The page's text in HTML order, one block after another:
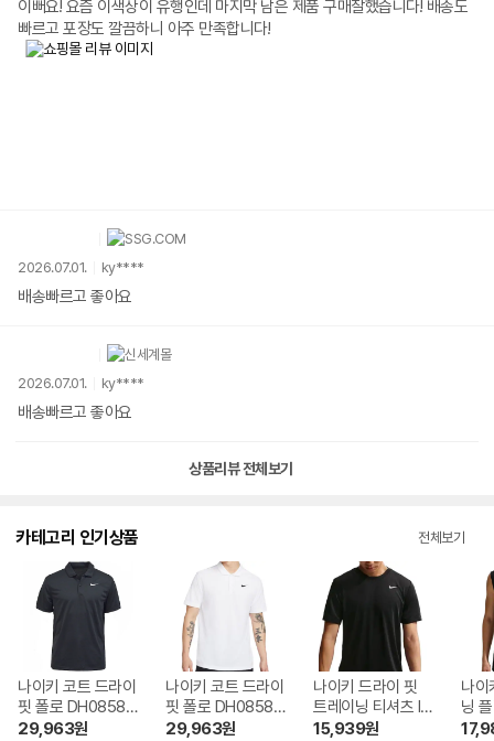
이뻐요! 요즘 이색상이 유행인데 마지막 남은 제품 구매잘했습니다! 배송도
빠르고 포장도 깔끔하니 아주 만족합니다!
2026.07.01. ky****
배송빠르고 좋아요
2026.07.01. ky****
배송빠르고 좋아요
상품리뷰 전체보기
카테고리 인기상품 전체보기
나이키 코트 드라이
핏 폴로 DH0858-
010
29,963원
나이키 코트 드라이
핏 폴로 DH0858-1
00
29,963원
나이키 드라이 핏
트레이닝 티셔츠 IO
1426-010
15,939원
나이
닝